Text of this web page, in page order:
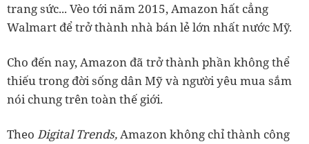
trang sức... Vèo tới năm 2015, Amazon hất cẳng
Walmart để trở thành nhà bán lẻ lớn nhất nước Mỹ.
Cho đến nay, Amazon đã trở thành phần không thể
thiếu trong đời sống dân Mỹ và người yêu mua sắm
nói chung trên toàn thế giới.
Theo Digital Trends,Amazon không chỉ thành công